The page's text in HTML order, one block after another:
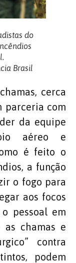
do
Brasil
cerca
parceria com
da equipe
aéreo e
é feito o
a função
o fogo para
aos focos
pessoal em
chamas e
contra
podem